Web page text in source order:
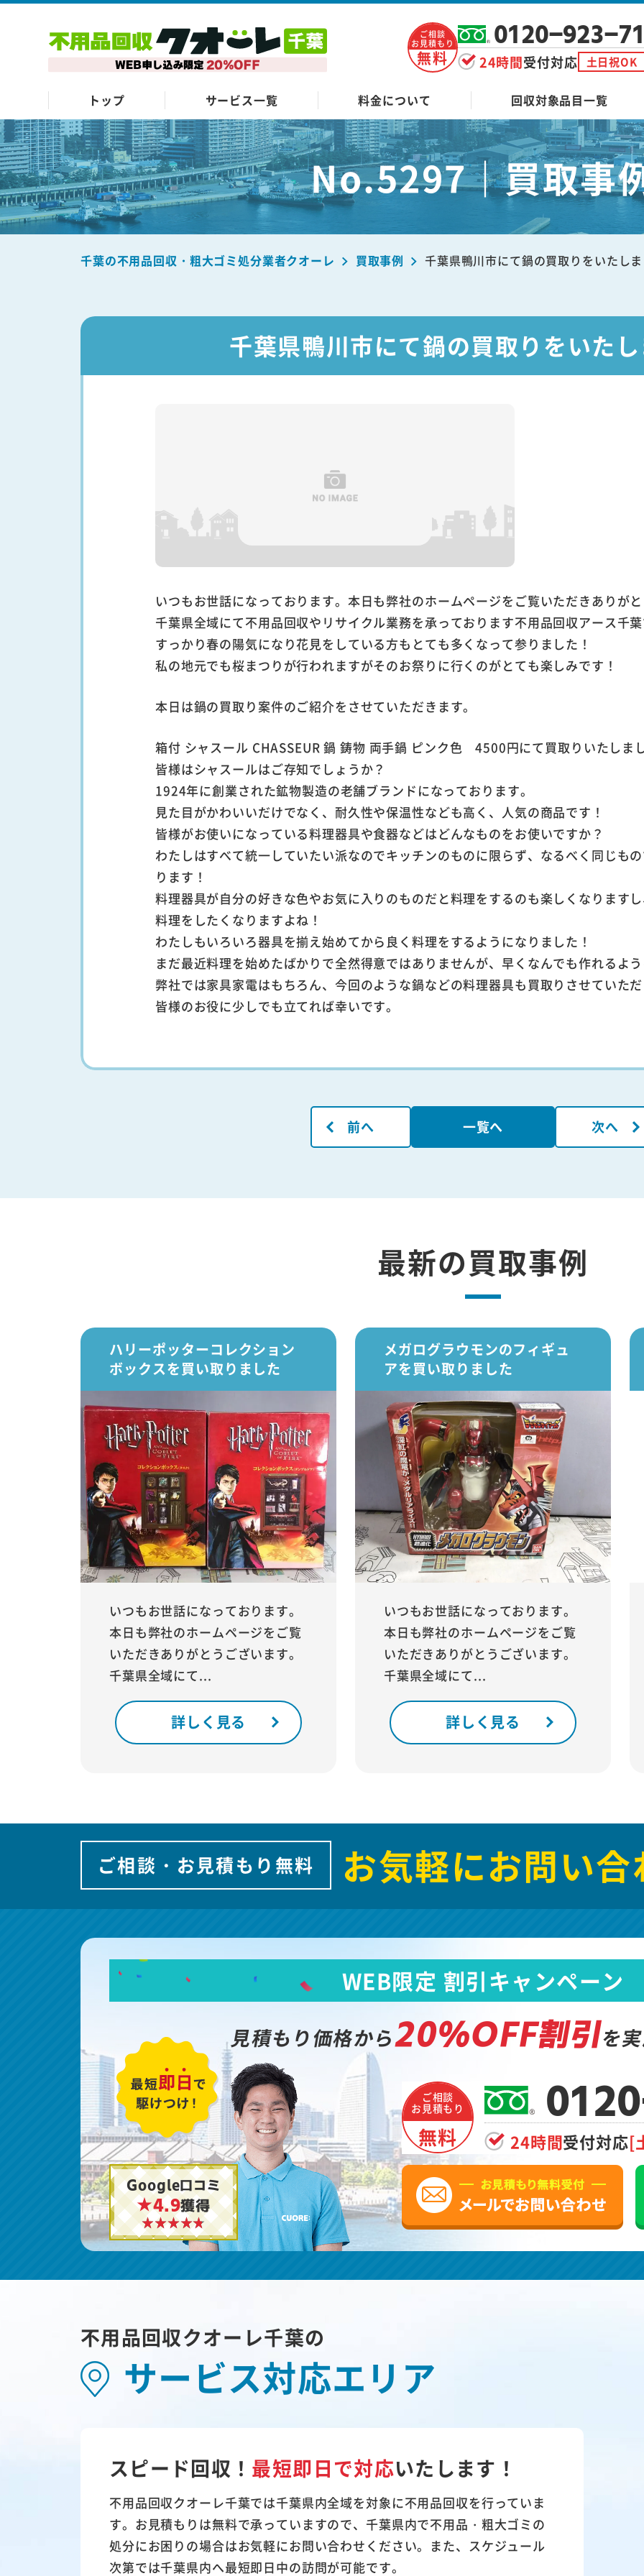
ご相談
お見積もり
無料
0120-923-
24時間受付対応 土日祝OK
トップ サービス一覧 料金について 回収対象品目一覧
No.5297｜買取事
千葉の不用品回収・粗大ゴミ処分業者クオーレ 買取事例 千葉県鴨川市にて鍋の買取りをいたし
千葉県鴨川市にて鍋の買取りをいた
いつもお世話になっております。本日も弊社のホームページをご覧いただきありが
千葉県全域にて不用品回収やリサイクル業務を承っております不用品回収アース千
すっかり春の陽気になり花見をしている方もとても多くなって参りました！
私の地元でも桜まつりが行われますがそのお祭りに行くのがとても楽しみです！
本日は鍋の買取り案件のご紹介をさせていただきます。
箱付 シャスール CHASSEUR 鍋 鋳物 両手鍋 ピンク色 4500円にて買取りいたしま
皆様はシャスールはご存知でしょうか？
1924年に創業された鉱物製造の老舗ブランドになっております。
見た目がかわいいだけでなく、耐久性や保温性なども高く、人気の商品です！
皆様がお使いになっている料理器具や食器などはどんなものをお使いですか？
わたしはすべて統一していたい派なのでキッチンのものに限らず、なるべく同じも
ります！
料理器具が自分の好きな色やお気に入りのものだと料理をするのも楽しくなります
料理をしたくなりますよね！
わたしもいろいろ器具を揃え始めてから良く料理をするようになりました！
まだ最近料理を始めたばかりで全然得意ではありませんが、早くなんでも作れるよ
弊社では家具家電はもちろん、今回のような鍋などの料理器具も買取りさせていた
皆様のお役に少しでも立てれば幸いです。
前へ 一覧へ 次へ
最新の買取事例
ハリーポッターコレクション
ボックスを買い取りました
いつもお世話になっております。
本日も弊社のホームページをご覧
いただきありがとうございます。
千葉県全域にて...
詳しく見る
メガログラウモンのフィギュ
アを買い取りました
いつもお世話になっております。
本日も弊社のホームページをご覧
いただきありがとうございます。
千葉県全域にて...
詳しく見る
ご相談・お見積もり無料 お気軽にお問い
Google口コミ
★4.9獲得
WEB限定 割引キャンペーン
見積もり価格から20%OFF割引を
ご相談
お見積もり
無料 24時間受付対応[
不用品回収クオーレ千葉の
サービス対応エリア
スピード回収！ 最短即日で対応いたします！
不用品回収クオーレ千葉では千葉県内全域を対象に不用品回収を行っていま
す。お見積もりは無料で承っていますので、千葉県内で不用品・粗大ゴミの
処分にお困りの場合はお気軽にお問い合わせください。また、スケジュール
次第では千葉県内へ最短即日中の訪問が可能です。